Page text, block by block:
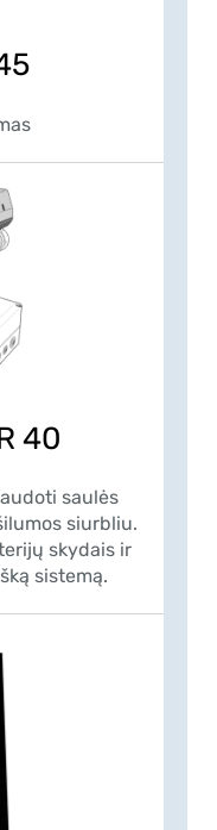
40
saulės
siurbliu.
skydais ir
sistemą.